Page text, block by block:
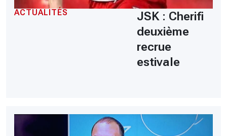
ACTUALITÉS
JSK : Cherifi
deuxième
recrue
estivale